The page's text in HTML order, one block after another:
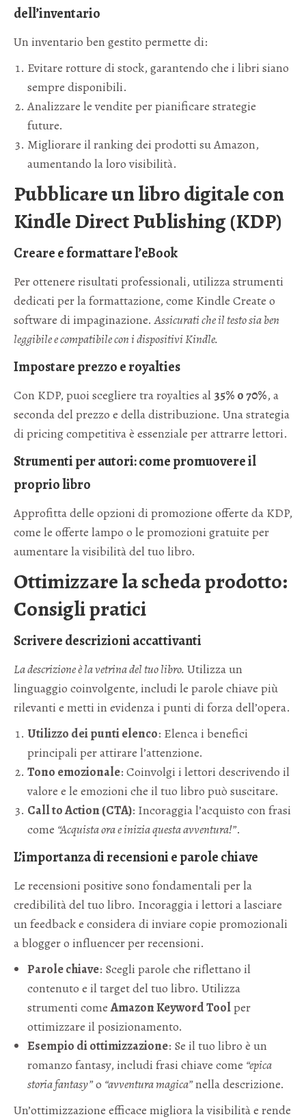
dell’inventario
Un inventario ben gestito permette di:
Evitare rotture di stock, garantendo che i libri siano
sempre disponibili.
Analizzare le vendite per pianificare strategie
future.
Migliorare il ranking dei prodotti su Amazon,
aumentando la loro visibilità.
Pubblicare un libro digitale con
Kindle Direct Publishing (KDP)
Creare e formattare l’eBook
Per ottenere risultati professionali, utilizza strumenti
dedicati per la formattazione, come Kindle Create o
software di impaginazione.Assicurati che il testo sia ben
leggibile e compatibile con i dispositivi Kindle.
Impostare prezzo e royalties
Con KDP, puoi scegliere tra royalties al 35% o 70%, a
seconda del prezzo e della distribuzione. Una strategia
di pricing competitiva è essenziale per attrarre lettori.
Strumenti per autori: come promuovere il
proprio libro
Approfitta delle opzioni di promozione offerte da KDP,
come le offerte lampo o le promozioni gratuite per
aumentare la visibilità del tuo libro.
Ottimizzare la scheda prodotto:
Consigli pratici
Scrivere descrizioni accattivanti
La descrizione è la vetrina del tuo libro. Utilizza un
linguaggio coinvolgente, includi le parole chiave più
rilevanti e metti in evidenza i punti di forza dell’opera.
Utilizzo dei punti elenco: Elenca i benefici
principali per attirare l’attenzione.
Tono emozionale: Coinvolgi i lettori descrivendo il
valore e le emozioni che il tuo libro può suscitare.
Call to Action (CTA): Incoraggia l’acquisto con frasi
come “Acquista ora e inizia questa avventura!”.
L’importanza di recensioni e parole chiave
Le recensioni positive sono fondamentali per la
credibilità del tuo libro. Incoraggia i lettori a lasciare
un feedback e considera di inviare copie promozionali
a blogger o influencer per recensioni.
Parole chiave: Scegli parole che riflettano il
contenuto e il target del tuo libro. Utilizza
strumenti comeAmazon Keyword Toolper
ottimizzare il posizionamento.
Esempio di ottimizzazione: Se il tuo libro è un
romanzo fantasy, includi frasi chiave come “epica
storia fantasy”o “avventura magica”nella descrizione.
Un’ottimizzazione efficace migliora la visibilità e rende